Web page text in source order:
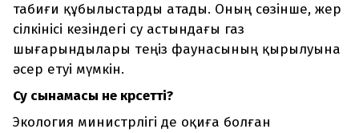
табиғи құбылыстарды атады. Оның сөзінше, жер
сілкінісі кезіндегі су астындағы газ
шығарындылары теңіз фаунасының қырылуына
әсер етуі мүмкін.
Су сынамасы не көрсетті?
Экология министрлігі де оқиға болған